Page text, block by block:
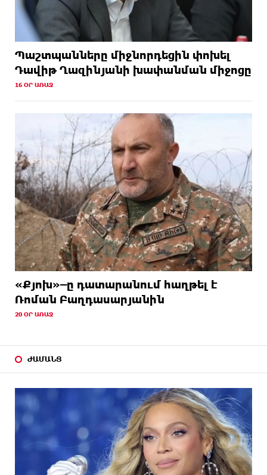
Պաշտպանները միջնորդեցին փոխել
Դավիթ Ղազինյանի խափանման միջոցը
16 ՕՐ ԱՌԱՋ
«Քյոխ»–ը դատարանում հաղթել է
Ռոման Բաղդասարյանին
20 ՕՐ ԱՌԱՋ
ԺԱՄԱՆՑ